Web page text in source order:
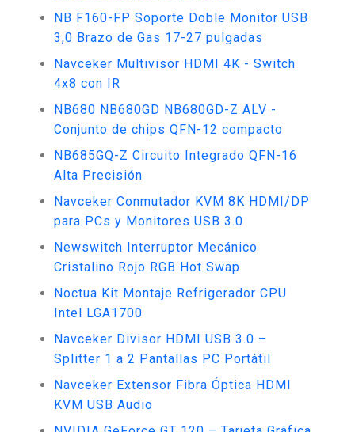
NB F160-FP Soporte Doble Monitor USB
3,0 Brazo de Gas 17-27 pulgadas
Navceker Multivisor HDMI 4K - Switch
4x8 con IR
NB680 NB680GD NB680GD-Z ALV -
Conjunto de chips QFN-12 compacto
NB685GQ-Z Circuito Integrado QFN-16
Alta Precisión
Navceker Conmutador KVM 8K HDMI/DP
para PCs y Monitores USB 3.0
Newswitch Interruptor Mecánico
Cristalino Rojo RGB Hot Swap
Noctua Kit Montaje Refrigerador CPU
Intel LGA1700
Navceker Divisor HDMI USB 3.0 –
Splitter 1 a 2 Pantallas PC Portátil
Navceker Extensor Fibra Óptica HDMI
KVM USB Audio